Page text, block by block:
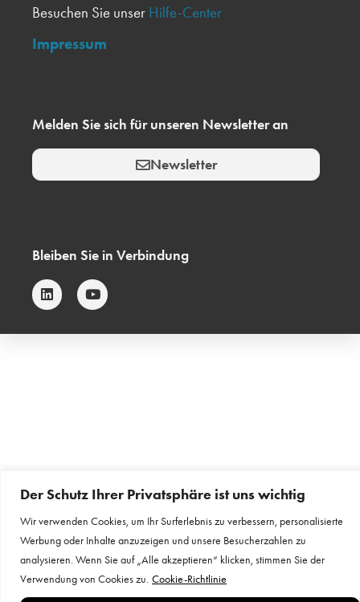
Der Schutz Ihrer Privatsphäre ist uns wichtig
Wir verwenden Cookies, um Ihr Surferlebnis zu verbessern, personalisierte
Werbung oder Inhalte anzuzeigen und unsere Besucherzahlen zu
analysieren. Wenn Sie auf „Alle akzeptieren“ klicken, stimmen Sie der
Verwendung von Cookies zu. Cookie-Richtlinie
Besuchen Sie unser Hilfe-Center
Impressum
Melden Sie sich für unseren Newsletter an
Newsletter
Bleiben Sie in Verbindung